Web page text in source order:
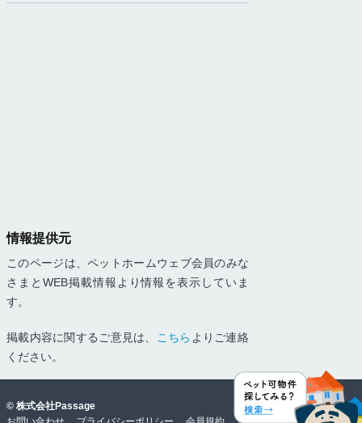
情報提供元
このページは、ペットホームウェブ会員のみな
さまとWEB掲載情報より情報を表示していま
す。
掲載内容に関するご意見は、 こちら よりご連絡
ください。
© 株式会社Passage